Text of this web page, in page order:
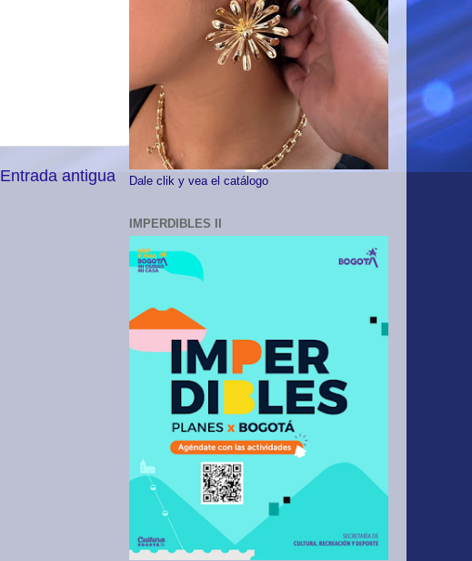
Entrada antigua Dale clik y vea el catálogo
IMPERDIBLES II